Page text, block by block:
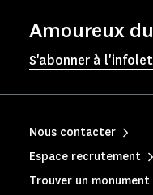
Amoureux
S'abonner à
Nous contacter
Espace recrutement
Trouver un monument